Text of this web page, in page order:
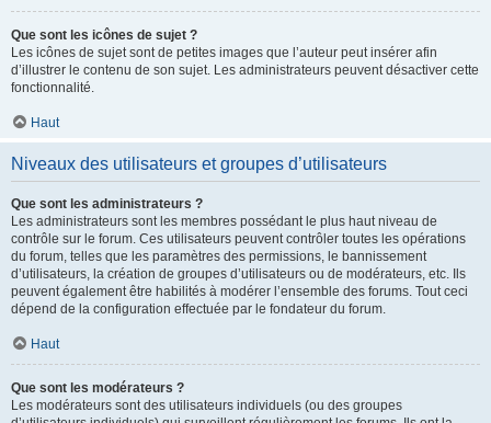
Que sont les icônes de sujet ?
Les icônes de sujet sont de petites images que l’auteur peut insérer afin
d’illustrer le contenu de son sujet. Les administrateurs peuvent désactiver cette
fonctionnalité.
Haut
Niveaux des utilisateurs et groupes d’utilisateurs
Que sont les administrateurs ?
Les administrateurs sont les membres possédant le plus haut niveau de
contrôle sur le forum. Ces utilisateurs peuvent contrôler toutes les opérations
du forum, telles que les paramètres des permissions, le bannissement
d’utilisateurs, la création de groupes d’utilisateurs ou de modérateurs, etc. Ils
peuvent également être habilités à modérer l’ensemble des forums. Tout ceci
dépend de la configuration effectuée par le fondateur du forum.
Haut
Que sont les modérateurs ?
Les modérateurs sont des utilisateurs individuels (ou des groupes